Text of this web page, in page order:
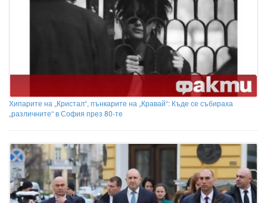
Хипарите на „Кристал“, пънкарите на „Кравай“: Къде се събираха
„различните“ в София през 80-те